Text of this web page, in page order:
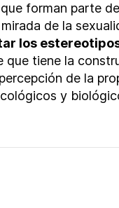
forman parte
de la
los
tiene la
de la
y